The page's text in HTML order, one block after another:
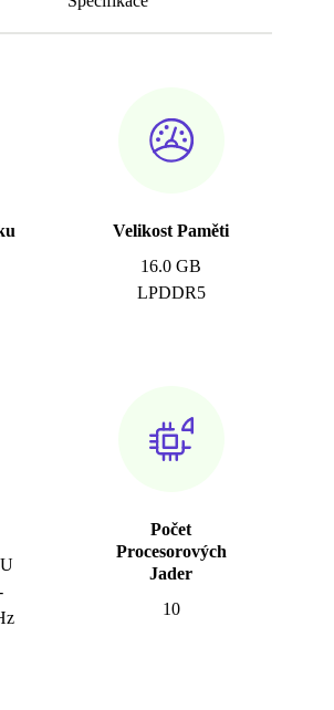
Velikost Paměti
16.0 GB
LPDDR5
Počet
Procesorových
Jader
10